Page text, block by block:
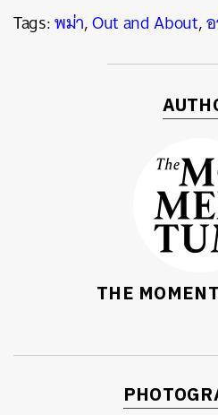
Tags:พม่า,Out and About,
THE